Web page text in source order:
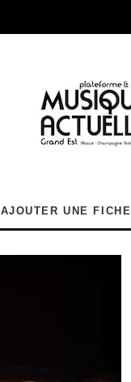
AJOUTER UNE FICHE